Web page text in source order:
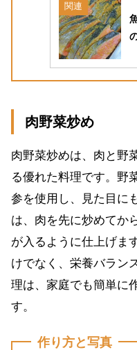
関連
肉野菜炒め
肉野菜炒めは、肉と野
る優れた料理です。野
参を使用し、見た目に
は、肉を先に炒めてか
が入るように仕上げま
けでなく、栄養バラン
理は、家庭でも簡単に
す。
作り方と写真